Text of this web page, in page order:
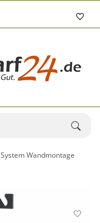
System Wandmontage